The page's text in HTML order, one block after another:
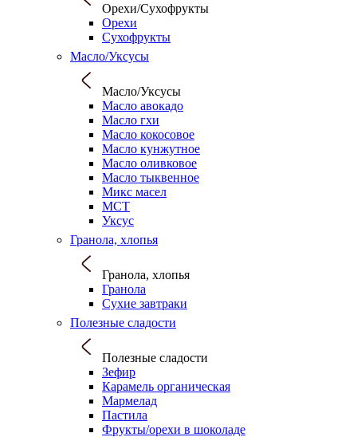
Орехи/Сухофрукты
Орехи
Сухофрукты
Масло/Уксусы
Масло/Уксусы
Масло авокадо
Масло гхи
Масло кокосовое
Масло кунжутное
Масло оливковое
Масло тыквенное
Микс масел
МСТ
Уксус
Гранола, хлопья
Гранола, хлопья
Гранола
Сухие завтраки
Полезные сладости
Полезные сладости
Зефир
Карамель органическая
Мармелад
Пастила
Фрукты/орехи в шоколаде